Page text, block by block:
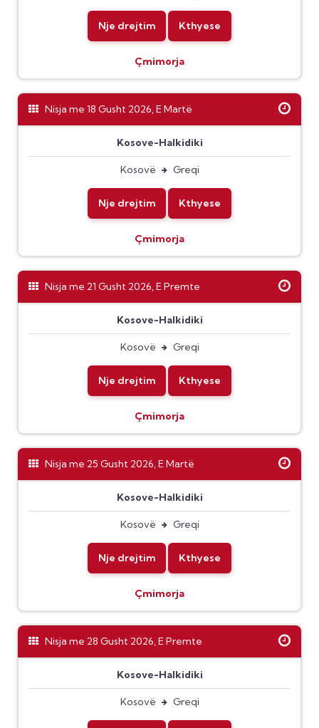
Nje drejtim Kthyese
Çmimorja
Nisja me 18 Gusht 2026, E Martë
Kosove-Halkidiki
Kosovë Greqi
Nje drejtim Kthyese
Çmimorja
Nisja me 21 Gusht 2026, E Premte
Kosove-Halkidiki
Kosovë Greqi
Nje drejtim Kthyese
Çmimorja
Nisja me 25 Gusht 2026, E Martë
Kosove-Halkidiki
Kosovë Greqi
Nje drejtim Kthyese
Çmimorja
Nisja me 28 Gusht 2026, E Premte
Kosove-Halkidiki
Kosovë Greqi